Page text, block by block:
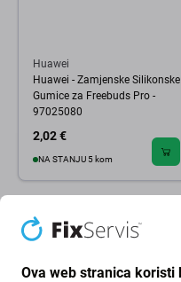
Huawei
Huawei - Zamjenske Silikonske
Gumice za Freebuds Pro -
97025080
2,02 €
NA STANJU 5 kom
Ova web stranica koristi